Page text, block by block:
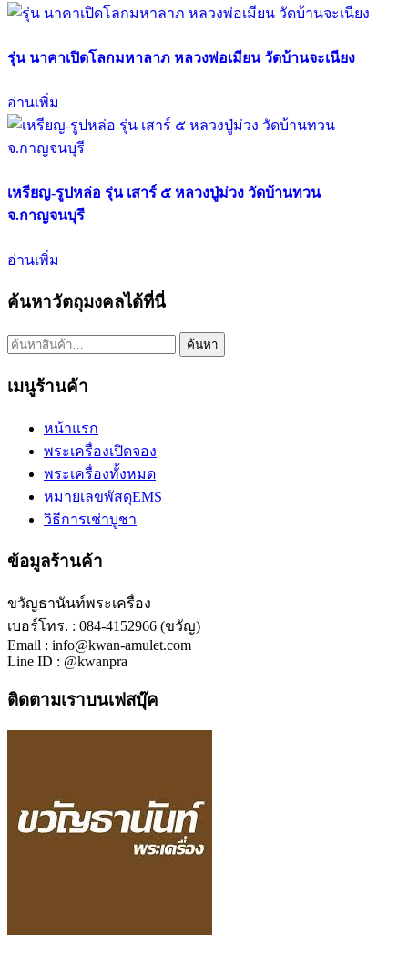
รุ่น นาคาเปิดโลกมหาลาภ หลวงพ่อเมียน วัดบ้านจะเนียง
อ่านเพิ่ม
เหรียญ-รูปหล่อ รุ่น เสาร์ ๕ หลวงปู่ม่วง วัดบ้านทวน
จ.กาญจนบุรี
อ่านเพิ่ม
ค้นหาวัตถุมงคลได้ที่นี่
ค้นหา: ค้นหา
เมนูร้านค้า
หน้าแรก
พระเครื่องเปิดจอง
พระเครื่องทั้งหมด
หมายเลขพัสดุEMS
วิธีการเช่าบูชา
ข้อมูลร้านค้า
ขวัญธานันท์พระเครื่อง
เบอร์โทร. : 084-4152966 (ขวัญ)
Email : info@kwan-amulet.com
Line ID : @kwanpra
ติดตามเราบนเฟสบุ๊ค